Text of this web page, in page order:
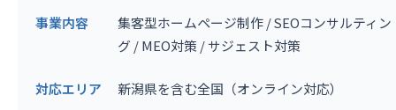
事業内容
集客型ホームページ制作 / SEOコンサルティン
グ / MEO対策 / サジェスト対策
対応エリア 新潟県を含む全国（オンライン対応）